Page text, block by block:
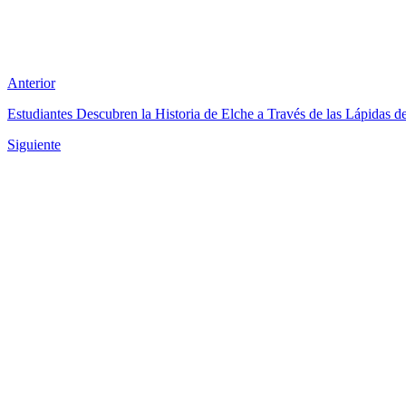
Anterior
Estudiantes Descubren la Historia de Elche a Través de las Lápidas
Siguiente